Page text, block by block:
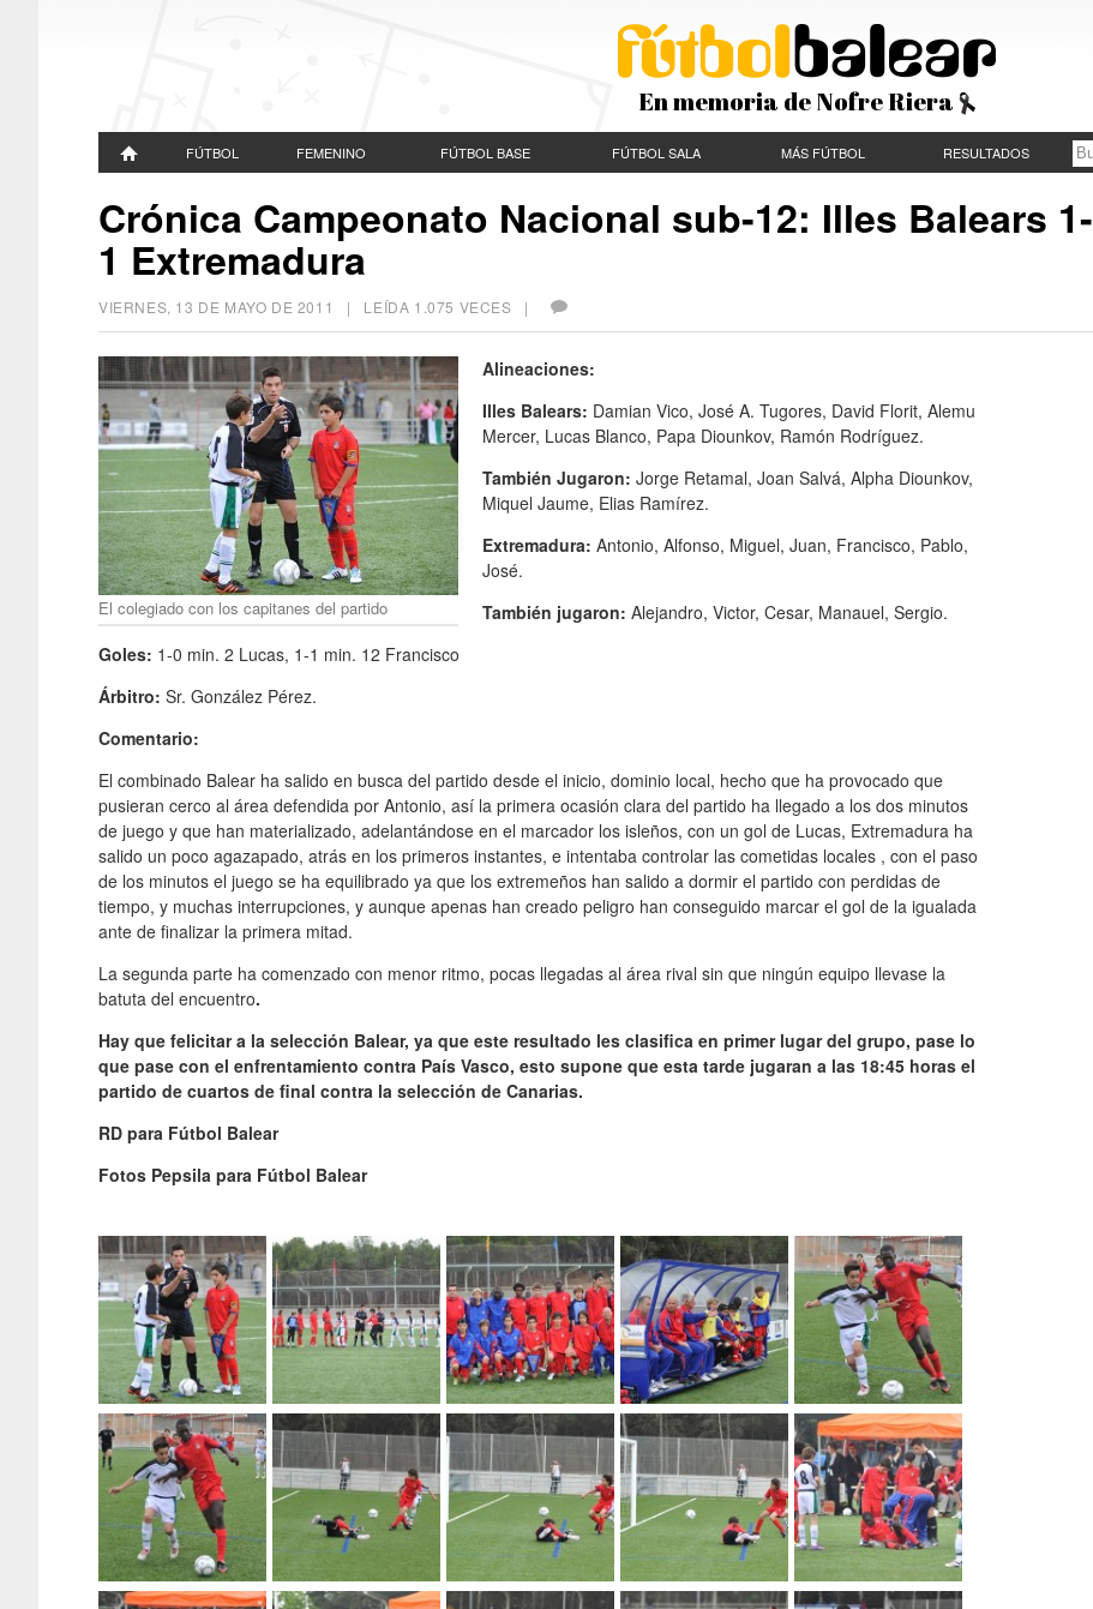
En memoria de Nofre Riera
FÚTBOL FEMENINO FÚTBOL BASE FÚTBOL SALA MÁS FÚTBOL RESULTADOS
Crónica Campeonato Nacional sub-12: Illes Balears 1-
1 Extremadura
VIERNES, 13 DE MAYO DE 2011 | LEÍDA 1.075 VECES |
El colegiado con los capitanes del partido
Alineaciones:
Illes Balears: Damian Vico, José A. Tugores, David Florit, Alemu
Mercer, Lucas Blanco, Papa Diounkov, Ramón Rodríguez.
También Jugaron: Jorge Retamal, Joan Salvá, Alpha Diounkov,
Miquel Jaume, Elias Ramírez.
Extremadura: Antonio, Alfonso, Miguel, Juan, Francisco, Pablo,
José.
También jugaron: Alejandro, Victor, Cesar, Manauel, Sergio.
Goles: 1-0 min. 2 Lucas, 1-1 min. 12 Francisco
Árbitro: Sr. González Pérez.
Comentario:
El combinado Balear ha salido en busca del partido desde el inicio, dominio local, hecho que ha provocado que
pusieran cerco al área defendida por Antonio, así la primera ocasión clara del partido ha llegado a los dos minutos
de juego y que han materializado, adelantándose en el marcador los isleños, con un gol de Lucas, Extremadura ha
salido un poco agazapado, atrás en los primeros instantes, e intentaba controlar las cometidas locales , con el paso
de los minutos el juego se ha equilibrado ya que los extremeños han salido a dormir el partido con perdidas de
tiempo, y muchas interrupciones, y aunque apenas han creado peligro han conseguido marcar el gol de la igualada
ante de finalizar la primera mitad.
La segunda parte ha comenzado con menor ritmo, pocas llegadas al área rival sin que ningún equipo llevase la
batuta del encuentro.
Hay que felicitar a la selección Balear, ya que este resultado les clasifica en primer lugar del grupo, pase lo
que pase con el enfrentamiento contra País Vasco, esto supone que esta tarde jugaran a las 18:45 horas el
partido de cuartos de final contra la selección de Canarias.
RD para Fútbol Balear
Fotos Pepsila para Fútbol Balear